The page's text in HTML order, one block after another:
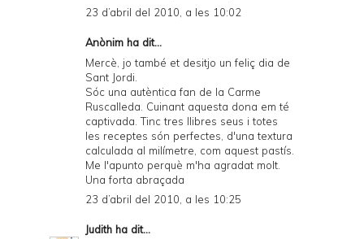
23 d’abril del 2010, a les 10:02
Anònim ha dit...
Mercè, jo també et desitjo un feliç dia de
Sant Jordi.
Sóc una autèntica fan de la Carme
Ruscalleda. Cuinant aquesta dona em té
captivada. Tinc tres llibres seus i totes
les receptes són perfectes, d'una textura
calculada al milímetre, com aquest pastís.
Me l'apunto perquè m'ha agradat molt.
Una forta abraçada
23 d’abril del 2010, a les 10:25
Judith ha dit...